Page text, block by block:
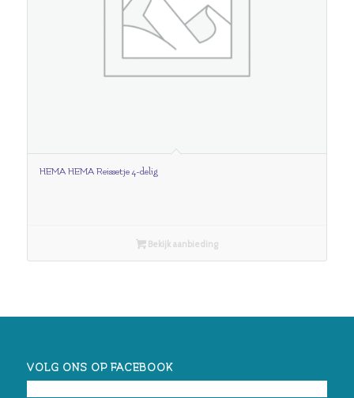
HEMA HEMA Reissetje 4-delig
Bekijk aanbieding
VOLG ONS OP FACEBOOK